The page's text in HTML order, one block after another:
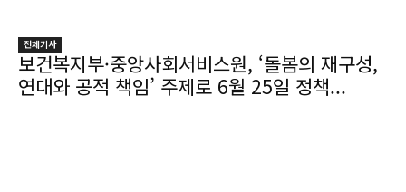
전체기사
보건복지부·중앙사회서비스원, ‘돌봄의 재구성,
연대와 공적 책임’ 주제로 6월 25일 정책...